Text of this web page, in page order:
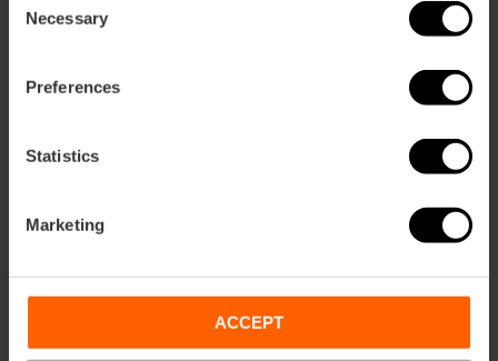
Selection
Necessary
Preferences
Statistics
Marketing
ACCEPT
Valencia"
Von20,00 €